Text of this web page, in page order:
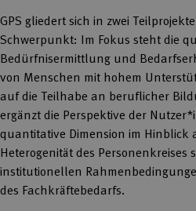
GPS gliedert sich in zwei
Schwerpunkt: Im Fokus steht die
Bedürfnisermittlung und
von Menschen mit hohem
auf die Teilhabe an beruflicher
ergänzt die Perspektive der
quantitative Dimension im
Heterogenität des Personenkreises
institutionellen
des Fachkräftebedarfs.